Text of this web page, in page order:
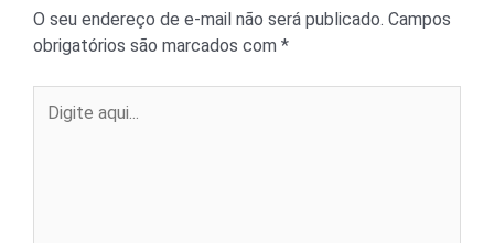
O seu endereço de e-mail não será publicado. Campos
obrigatórios são marcados com *
aqui...